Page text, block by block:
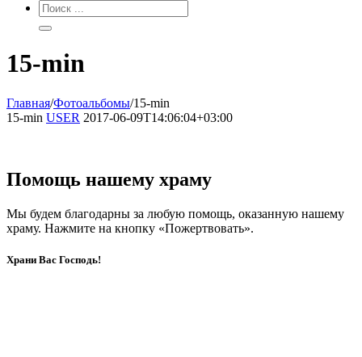
15-min
Главная/Фотоальбомы/15-min
15-min USER 2017-06-09T14:06:04+03:00
Помощь нашему храму
Мы будем благодарны за любую помощь, оказанную нашему
храму. Нажмите на кнопку «Пожертвовать».
Храни Вас Господь!